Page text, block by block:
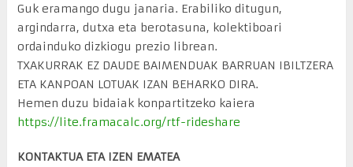
Guk eramango dugu janaria. Erabiliko ditugun,
argindarra, dutxa eta berotasuna, kolektiboari
ordainduko dizkiogu prezio librean.
TXAKURRAK EZ DAUDE BAIMENDUAK BARRUAN IBILTZERA
ETA KANPOAN LOTUAK IZAN BEHARKO DIRA.
Hemen duzu bidaiak konpartitzeko kaiera
https://lite.framacalc.org/rtf-rideshare
KONTAKTUA ETA IZEN EMATEA